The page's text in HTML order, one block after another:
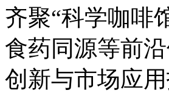
齐聚“科学咖啡
食药同源等前
创新与市场应